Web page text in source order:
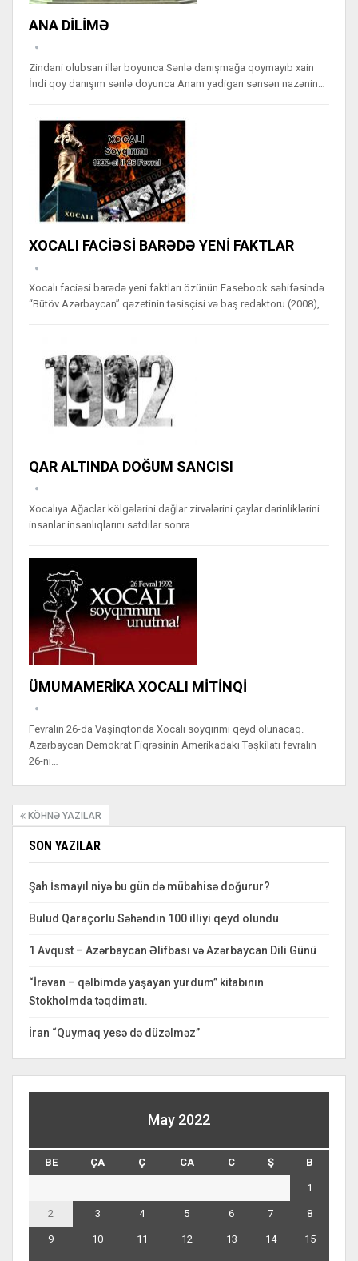
ANA DİLİMƏ
Zindani olubsan illər boyunca Sənlə danışmağa qoymayıb xain
İndi qoy danışım sənlə doyunca Anam yadigarı sənsən nazənin…
XOCALI FACİƏSİ BARƏDƏ YENİ FAKTLAR
Xocalı faciəsi barədə yeni faktları özünün Fasebook səhifəsində
“Bütöv Azərbaycan” qəzetinin təsisçisi və baş redaktoru (2008),…
QAR ALTINDA DOĞUM SANCISI
Xocalıya Ağaclar kölgələrini dağlar zirvələrini çaylar dərinliklərini
insanlar insanlıqlarını satdılar sonra…
ÜMUMAMERİKA XOCALI MİTİNQİ
Fevralın 26-da Vaşinqtonda Xocalı soyqırımı qeyd olunacaq.
Azərbaycan Demokrat Fiqrəsinin Amerikadakı Təşkilatı fevralın
26-nı…
KÖHNƏ YAZILAR
SON YAZILAR
Şah İsmayıl niyə bu gün də mübahisə doğurur?
Bulud Qaraçorlu Səhəndin 100 illiyi qeyd olundu
1 Avqust – Azərbaycan Əlifbası və Azərbaycan Dili Günü
“İrəvan – qəlbimdə yaşayan yurdum” kitabının
Stokholmda təqdimatı.
İran “Quymaq yesə də düzəlməz”
May 2022
BE ÇA Ç CA C Ş B
1
2 3 4 5 6 7 8
9 10 11 12 13 14 15